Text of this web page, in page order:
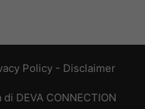
Policy - Disclaimer
DEVA CONNECTION